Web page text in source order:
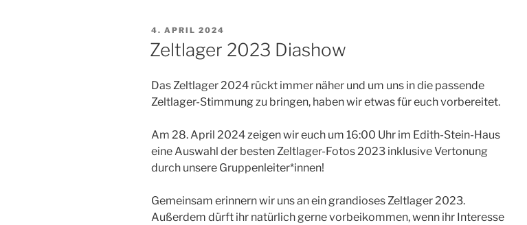
VERÖFFENTLICHT
AM
4. APRIL 2024
Zeltlager 2023 Diashow
Das Zeltlager 2024 rückt immer näher und um uns in die passende
Zeltlager-Stimmung zu bringen, haben wir etwas für euch vorbereitet.
Am 28. April 2024 zeigen wir euch um 16:00 Uhr im Edith-Stein-Haus
eine Auswahl der besten Zeltlager-Fotos 2023 inklusive Vertonung
durch unsere Gruppenleiter*innen!
Gemeinsam erinnern wir uns an ein grandioses Zeltlager 2023.
Außerdem dürft ihr natürlich gerne vorbeikommen, wenn ihr Interesse